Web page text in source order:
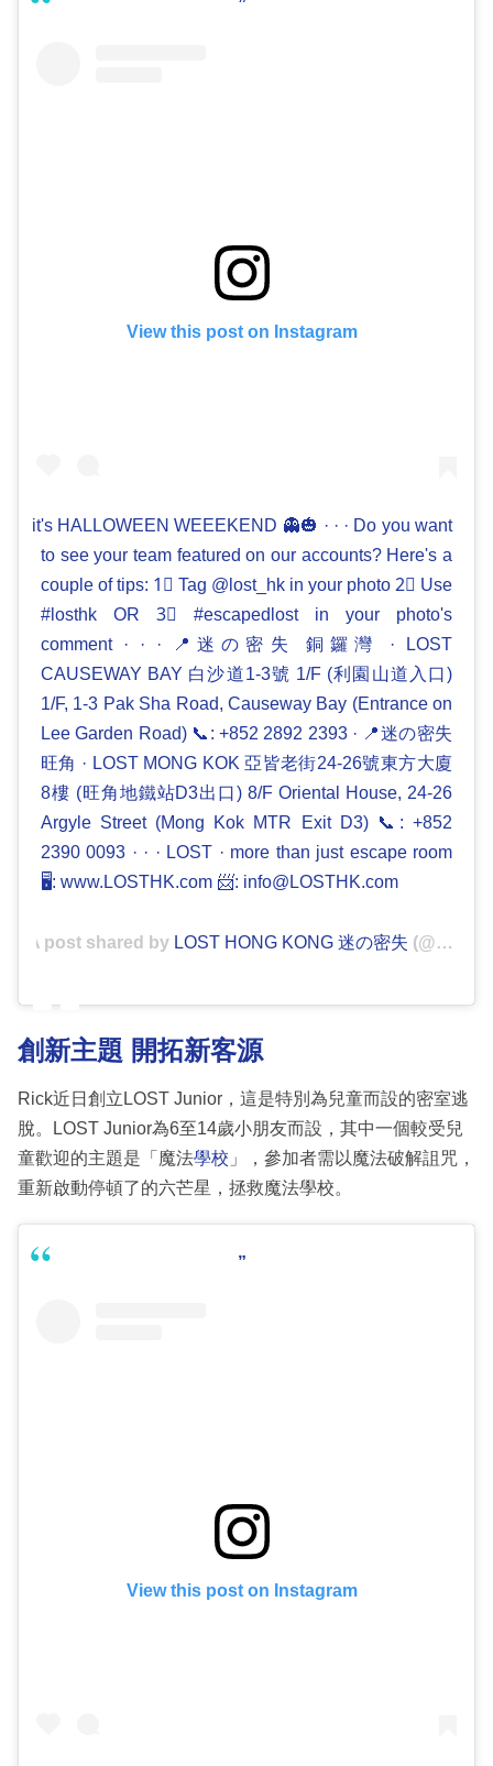
View this post on Instagram
it's HALLOWEEN WEEEKEND 👻🎃 · · · Do you want
to see your team featured on our accounts? Here's a
couple of tips: 1⃣ Tag @lost_hk in your photo 2⃣ Use
#losthk OR 3⃣ #escapedlost in your photo's
comment · · · 📍迷の密失 銅鑼灣 · LOST
CAUSEWAY BAY 白沙道1-3號 1/F (利園山道入口)
1/F, 1-3 Pak Sha Road, Causeway Bay (Entrance on
Lee Garden Road) 📞: +852 2892 2393 · 📍迷の密失
旺角 · LOST MONG KOK 亞皆老街24-26號東方大廈
8樓 (旺角地鐵站D3出口) 8/F Oriental House, 24-26
Argyle Street (Mong Kok MTR Exit D3) 📞: +852
2390 0093 · · · LOST · more than just escape room
🖥: www.LOSTHK.com 📨: info@LOSTHK.com
A post shared by LOST HONG KONG 迷の密失 (@lost_hk) on
創新主題 開拓新客源
Rick近日創立LOST Junior，這是特別為兒童而設的密室逃
脫。LOST Junior為6至14歲小朋友而設，其中一個較受兒
童歡迎的主題是「魔法學校 」，參加者需以魔法破解詛咒，
重新啟動停頓了的六芒星，拯救魔法學校。
View this post on Instagram